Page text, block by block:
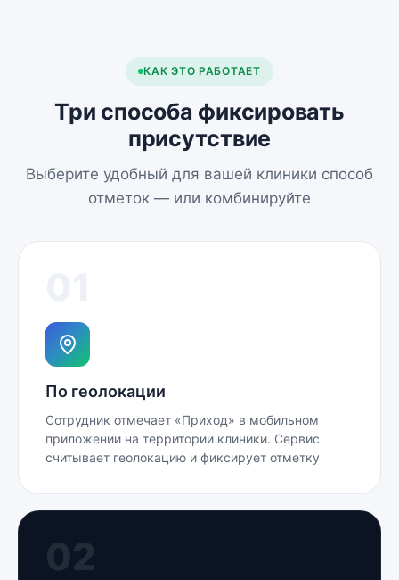
КАК ЭТО РАБОТАЕТ
Три способа фиксировать
присутствие
Выберите удобный для вашей клиники способ
отметок — или комбинируйте
По геолокации
Сотрудник отмечает «Приход» в мобильном
приложении на территории клиники. Сервис
считывает геолокацию и фиксирует отметку
02